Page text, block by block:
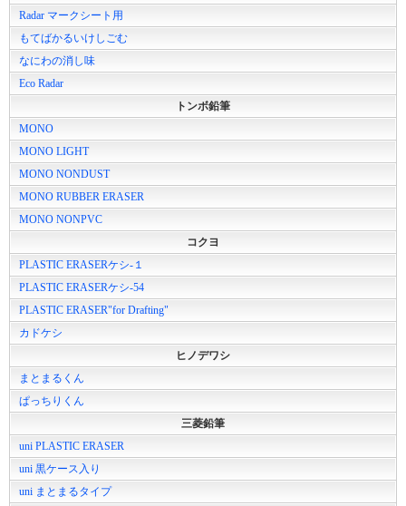
Radar マークシート用
もてばかるいけしごむ
なにわの消し味
Eco Radar
トンボ鉛筆
MONO
MONO LIGHT
MONO NONDUST
MONO RUBBER ERASER
MONO NONPVC
コクヨ
PLASTIC ERASERケシ‐１
PLASTIC ERASERケシ-54
PLASTIC ERASER"for Drafting"
カドケシ
ヒノデワシ
まとまるくん
ぱっちりくん
三菱鉛筆
uni PLASTIC ERASER
uni 黒ケース入り
uni まとまるタイプ